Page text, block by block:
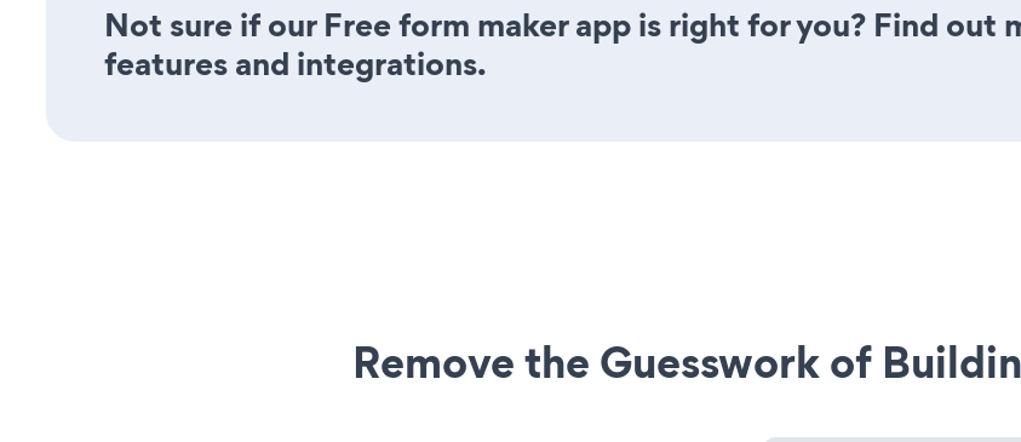
Not sure if our Free form maker app is right for you? Find out
features and integrations.
Remove the Guesswork of